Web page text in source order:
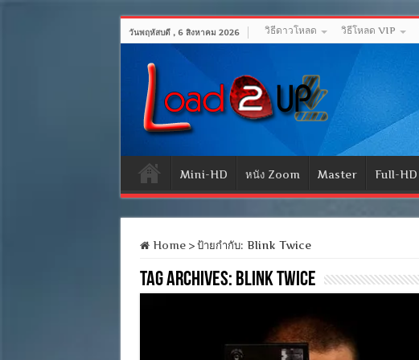
วันพฤหัสบดี , 6 สิงหาคม 2026 วิธีดาวโหลด วิธีโหลด VIP
Mini-HD หนัง Zoom Master Full-HD
Home > ป้ายกำกับ: Blink Twice
Tag Archives: Blink Twice